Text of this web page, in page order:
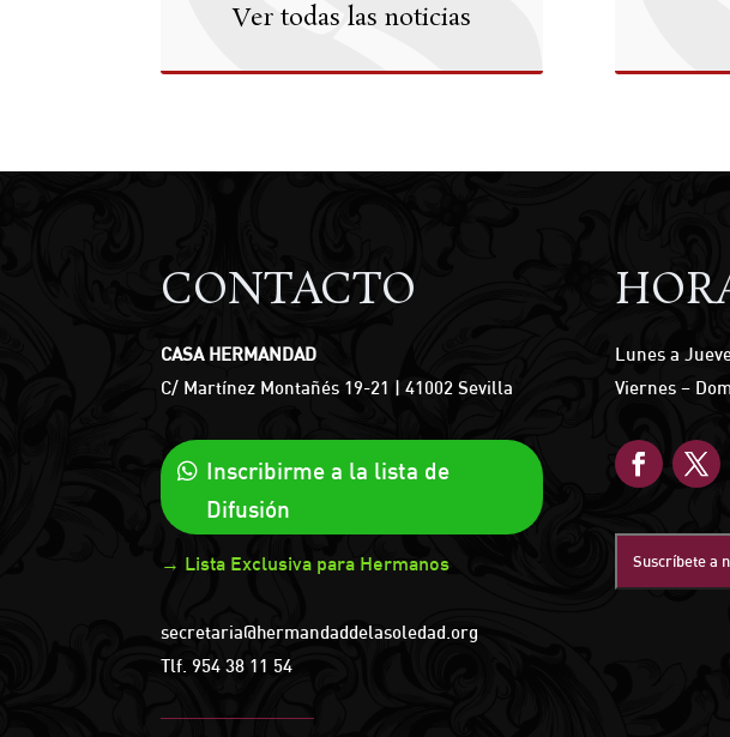
Ver todas las noticias
CONTACTO
CASA HERMANDAD
C/ Martínez Montañés 19-21 | 41002 Sevilla
Inscribirme a la lista de
Difusión
→ Lista Exclusiva para Hermanos
secretaria@hermandaddelasoledad.org
Tlf. 954 38 11 54
Lunes a
Viernes –
Suscríbete a